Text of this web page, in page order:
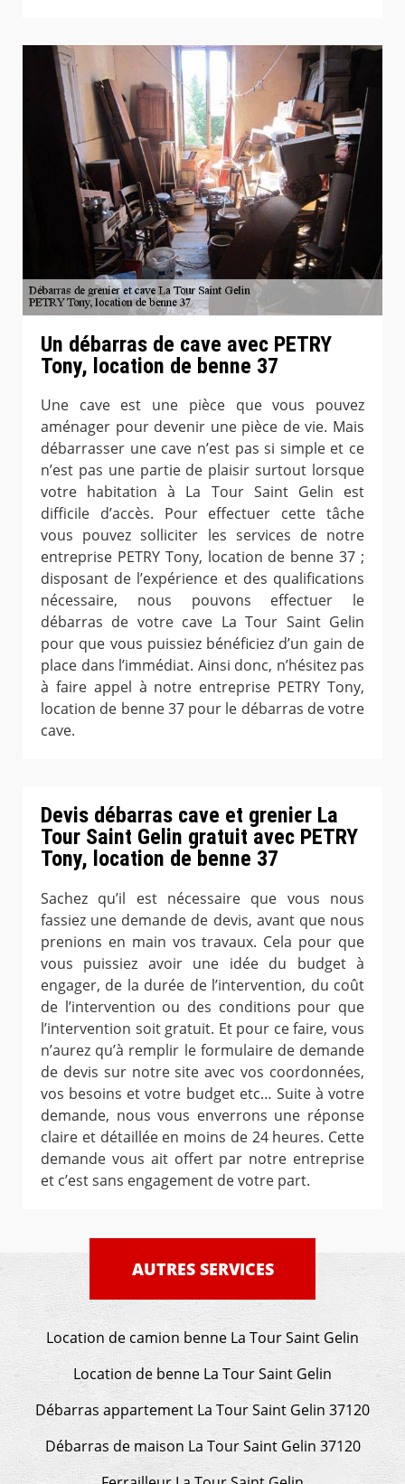
Un débarras de cave avec PETRY
Tony, location de benne 37
Une cave est une pièce que vous pouvez
aménager pour devenir une pièce de vie. Mais
débarrasser une cave n’est pas si simple et ce
n’est pas une partie de plaisir surtout lorsque
votre habitation à La Tour Saint Gelin est
difficile d’accès. Pour effectuer cette tâche
vous pouvez solliciter les services de notre
entreprise PETRY Tony, location de benne 37 ;
disposant de l’expérience et des qualifications
nécessaire, nous pouvons effectuer le
débarras de votre cave La Tour Saint Gelin
pour que vous puissiez bénéficiez d’un gain de
place dans l’immédiat. Ainsi donc, n’hésitez pas
à faire appel à notre entreprise PETRY Tony,
location de benne 37 pour le débarras de votre
cave.
Devis débarras cave et grenier La
Tour Saint Gelin gratuit avec PETRY
Tony, location de benne 37
Sachez qu’il est nécessaire que vous nous
fassiez une demande de devis, avant que nous
prenions en main vos travaux. Cela pour que
vous puissiez avoir une idée du budget à
engager, de la durée de l’intervention, du coût
de l’intervention ou des conditions pour que
l’intervention soit gratuit. Et pour ce faire, vous
n’aurez qu’à remplir le formulaire de demande
de devis sur notre site avec vos coordonnées,
vos besoins et votre budget etc… Suite à votre
demande, nous vous enverrons une réponse
claire et détaillée en moins de 24 heures. Cette
demande vous ait offert par notre entreprise
et c’est sans engagement de votre part.
AUTRES SERVICES
Location de camion benne La Tour Saint Gelin
Location de benne La Tour Saint Gelin
Débarras appartement La Tour Saint Gelin 37120
Débarras de maison La Tour Saint Gelin 37120